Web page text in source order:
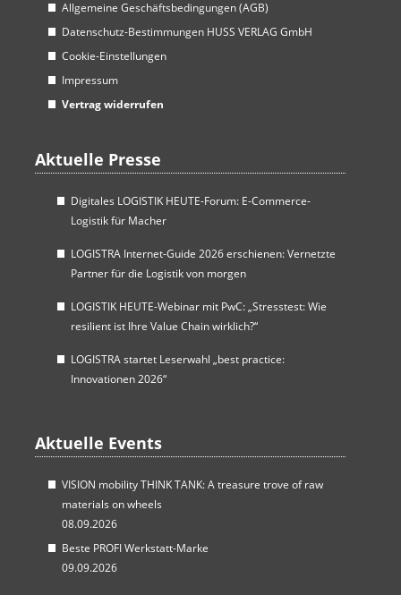
Allgemeine Geschäftsbedingungen (AGB)
Datenschutz-Bestimmungen HUSS VERLAG GmbH
Cookie-Einstellungen
Impressum
Vertrag widerrufen
Aktuelle Presse
Digitales LOGISTIK HEUTE-Forum: E-Commerce-
Logistik für Macher
LOGISTRA Internet-Guide 2026 erschienen: Vernetzte
Partner für die Logistik von morgen
LOGISTIK HEUTE-Webinar mit PwC: „Stresstest: Wie
resilient ist Ihre Value Chain wirklich?“
LOGISTRA startet Leserwahl „best practice:
Innovationen 2026“
Aktuelle Events
VISION mobility THINK TANK: A treasure trove of raw
materials on wheels
08.09.2026
Beste PROFI Werkstatt-Marke
09.09.2026